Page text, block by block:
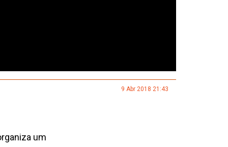
9 Abr 2018 21:43
um